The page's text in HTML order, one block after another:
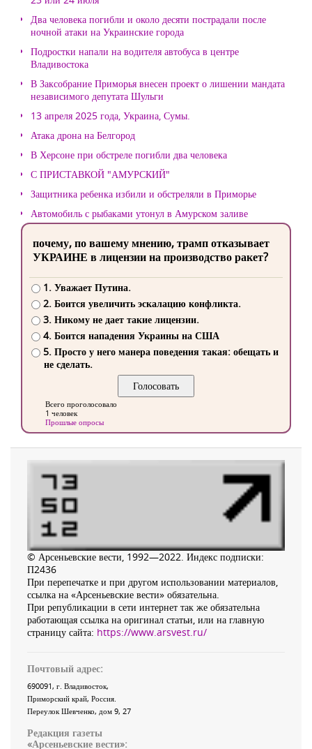
Два человека погибли и около десяти пострадали после
ночной атаки на Украинские города
Подростки напали на водителя автобуса в центре
Владивостока
В Заксобрание Приморья внесен проект о лишении мандата
независимого депутата Шульги
13 апреля 2025 года, Украина, Сумы.
Атака дрона на Белгород
В Херсоне при обстреле погибли два человека
С ПРИСТАВКОЙ "АМУРСКИЙ"
Защитника ребенка избили и обстреляли в Приморье
Автомобиль с рыбаками утонул в Амурском заливе
почему, по вашему мнению, трамп отказывает
УКРАИНЕ в лицензии на производство ракет?
1. Уважает Путина.
2. Боится увеличить эскалацию конфликта.
3. Никому не дает такие лицензии.
4. Боится нападения Украины на США
5. Просто у него манера поведения такая: обещать и
не сделать.
Всего проголосовало
1 человек
Прошлые опросы
© Арсеньевские вести, 1992—2022. Индекс подписки:
П2436
При перепечатке и при другом использовании материалов,
ссылка на «Арсеньевские вести» обязательна.
При републикации в сети интернет так же обязательна
работающая ссылка на оригинал статьи, или на главную
страницу сайта: https://www.arsvest.ru/
Почтовый адрес:
690091, г. Владивосток,
Приморский край, Россия
Переулок Шевченко, дом 9, 27
Редакция газеты
«Арсеньевские вести»: